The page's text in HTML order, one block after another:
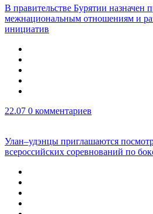
В правительстве Бурятии назначен
межнациональным отношениям и
инициатив
22.07 0 комментариев
Улан–удэнцы приглашаются
всероссийских соревнований по